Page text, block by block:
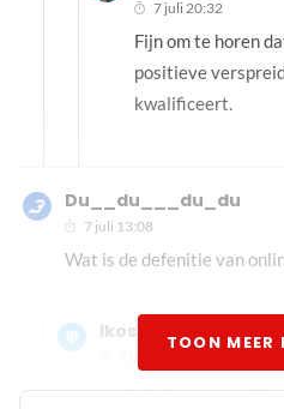
Du__du___du_du
7 juli 13:08
Wat is de defenitie van
lkoster
Online misbruik is een
7 juli 20:32
Fijn om te horen
positieve
kwalificeert.
TOON MEER